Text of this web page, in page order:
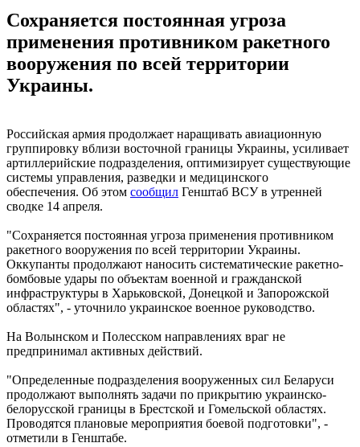
Сохраняется постоянная угроза
применения противником ракетного
вооружения по всей территории
Украины.
Российская армия продолжает наращивать авиационную
группировку вблизи восточной границы Украины, усиливает
артиллерийские подразделения, оптимизирует существующие
системы управления, разведки и медицинского
обеспечения. Об этом сообщил Генштаб ВСУ в утренней
сводке 14 апреля.
"Сохраняется постоянная угроза применения противником
ракетного вооружения по всей территории Украины.
Оккупанты продолжают наносить систематические ракетно-
бомбовые удары по объектам военной и гражданской
инфраструктуры в Харьковской, Донецкой и Запорожской
областях", - уточнило украинское военное руководство.
На Волынском и Полесском направлениях враг не
предпринимал активных действий.
"Определенные подразделения вооруженных сил Беларуси
продолжают выполнять задачи по прикрытию украинско-
белорусской границы в Брестской и Гомельской областях.
Проводятся плановые мероприятия боевой подготовки", -
отметили в Генштабе.